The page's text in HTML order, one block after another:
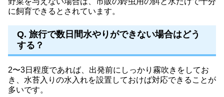
に飼育できるとされています。
Q. 旅行で数日間水やりができない場合はどう
する？
2〜3日程度であれば、出発前にしっかり霧吹きをしてお
き、水苔入りの水入れを設置しておけば対応できることが
多いです。